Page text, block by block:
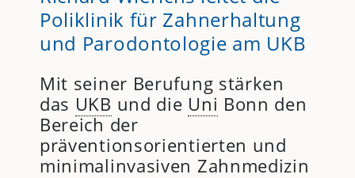
Poliklinik für Zahnerhaltung
und Parodontologie am UKB
Mit seiner Berufung stärken
das UKB und die Uni Bonn den
Bereich der
präventionsorientierten und
minimalinvasiven Zahnmedizin